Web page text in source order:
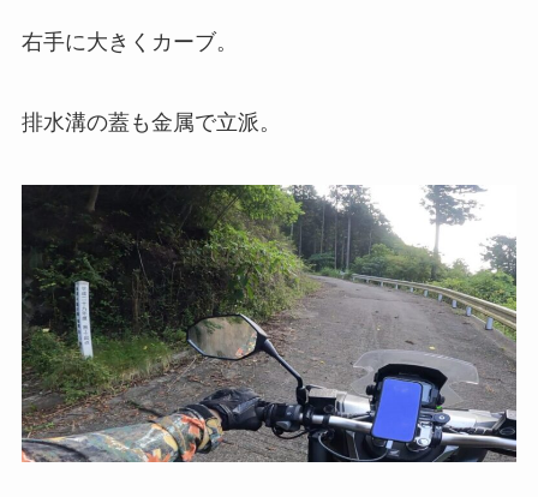
右手に大きくカーブ。
排水溝の蓋も金属で立派。